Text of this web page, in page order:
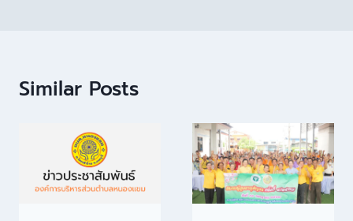
Similar Posts